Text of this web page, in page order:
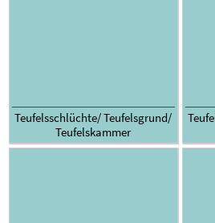
Teufelsschlüchte/ Teufelsgrund/
Teufelskammer